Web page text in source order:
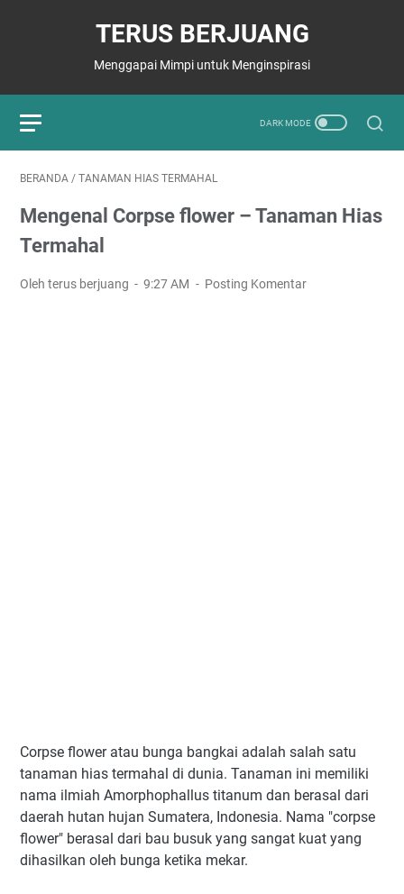
TERUS BERJUANG
Menggapai Mimpi untuk Menginspirasi
BERANDA / TANAMAN HIAS TERMAHAL
Mengenal Corpse flower – Tanaman Hias
Termahal
Oleh terus berjuang 9:27 AM Posting Komentar
Corpse flower atau bunga bangkai adalah salah satu
tanaman hias termahal di dunia. Tanaman ini memiliki
nama ilmiah Amorphophallus titanum dan berasal dari
daerah hutan hujan Sumatera, Indonesia. Nama "corpse
flower" berasal dari bau busuk yang sangat kuat yang
dihasilkan oleh bunga ketika mekar.